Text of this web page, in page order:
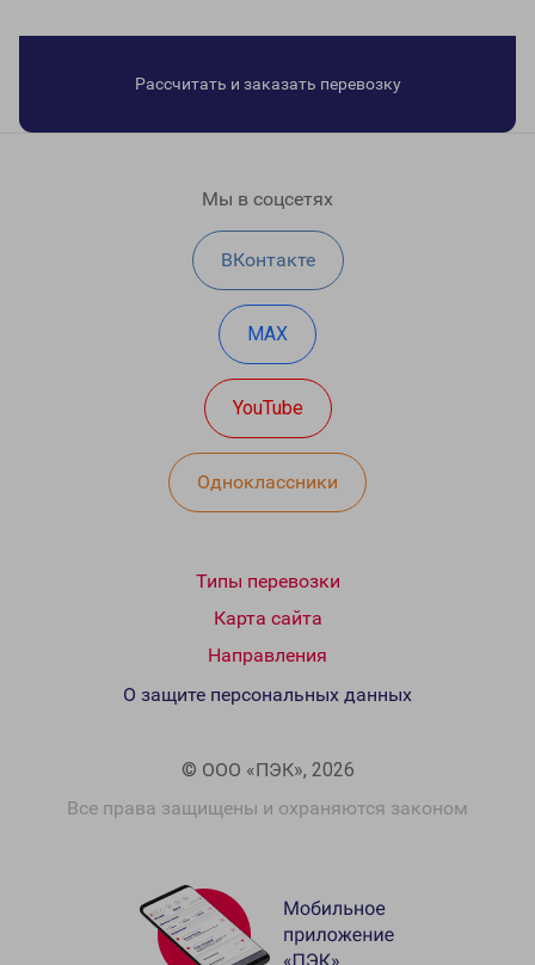
Рассчитать и заказать перевозку
Мы в соцсетях
ВКонтакте
MAX
YouTube
Одноклассники
Типы перевозки
Карта сайта
Направления
© ООО «ПЭК», 2026
Все права защищены и охраняются законом
О защите персональных данных